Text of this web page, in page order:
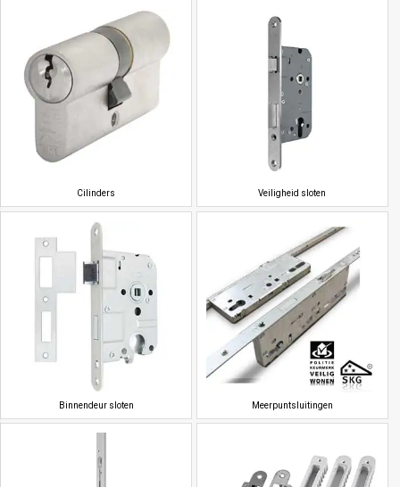
Cilinders Veiligheid sloten
Binnendeur sloten Meerpuntsluitingen